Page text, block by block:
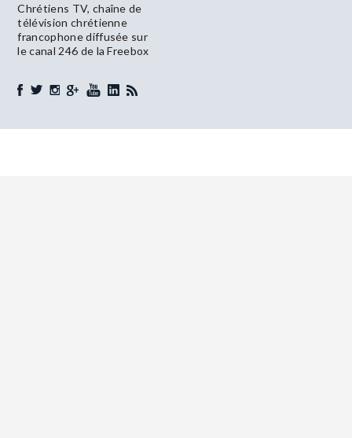
Chrétiens TV, chaîne de
télévision chrétienne
francophone diffusée sur
le canal 246 de la Freebox